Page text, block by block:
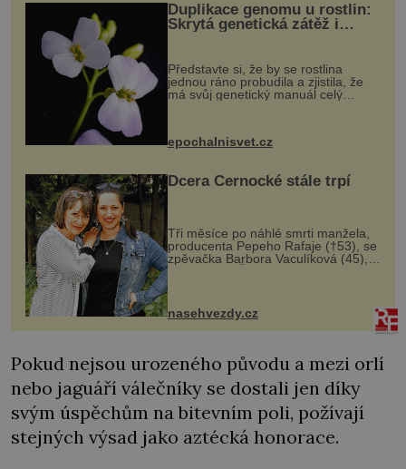
Duplikace genomu u rostlin:
Skrytá genetická zátěž i
Představte si, že by se rostlina
jednou ráno probudila a zjistila, že
má svůj genetický manuál celý
vstupenka...
epochalnisvet.cz
Dcera Černocké stále trpí
Tři měsíce po náhlé smrti manžela,
producenta Pepeho Rafaje (†53), se
zpěvačka Barbora Vaculíková (45),
dcera Petry Černocké (75), poprvé
ozvala veřejnosti. Na sociální síti
sdílela, že se snaží fung...
nasehvezdy.cz
Pokud nejsou urozeného původu a mezi orlí
nebo jaguáří válečníky se dostali jen díky
svým úspěchům na bitevním poli, požívají
stejných výsad jako aztécká honorace.